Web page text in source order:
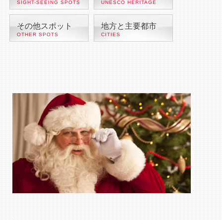
SIGHT-SEEING SPOTS UNESCO HERITAGE
その他スポット
OTHER SPOTS
地方と主要都市
CITIES